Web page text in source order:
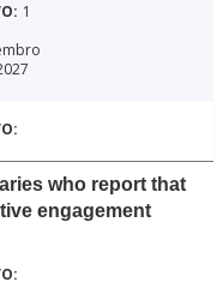
1
who report that
engagement